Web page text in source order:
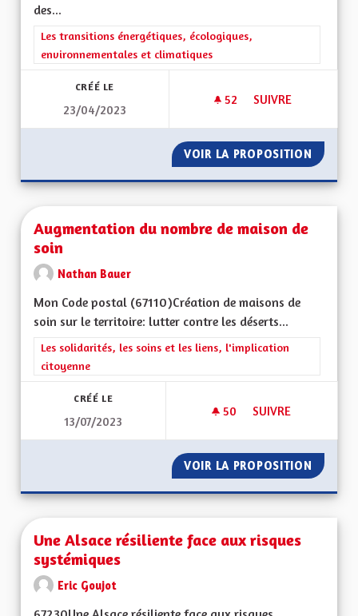
des...
Filtrer les résultats de la catégorie : Les transitions
Les transitions énergétiques, écologiques,
environnementales et climatiques
CRÉÉ LE
23/04/2023
52 52 ABONNÉS
SUIVRE
VOIR LA PROPOSITION
Augmentation du nombre de maison de
soin
Nathan Bauer
Mon Code postal (67110) Création de maisons de
soin sur le territoire: lutter contre les déserts...
Filtrer les résultats de la catégorie : Les solidarités, les soins
Les solidarités, les soins et les liens, l'implication
citoyenne
CRÉÉ LE
13/07/2023
50 50 ABONNÉS
SUIVRE
VOIR LA PROPOSITION
Une Alsace résiliente face aux risques
systémiques
Eric Goujot